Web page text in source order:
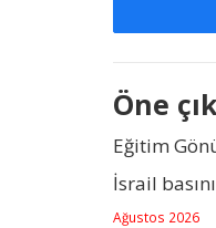
Öne
Eğitim
İsrail
Ağustos 2026